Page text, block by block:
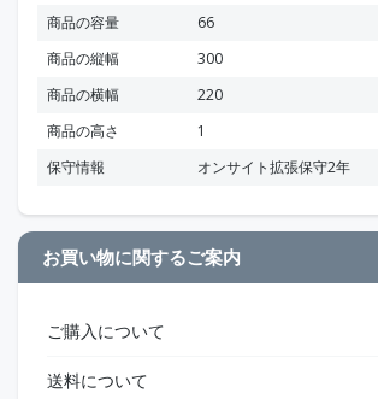
商品の容量
66
商品の縦幅
300
商品の横幅
220
商品の高さ
1
保守情報
オンサイト拡張保守2年
お買い物に関するご案内
ご購入について
送料について